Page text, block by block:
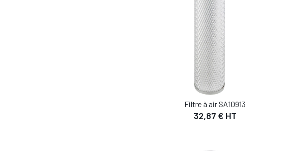
Filtre à air SA10913
32,87 € HT